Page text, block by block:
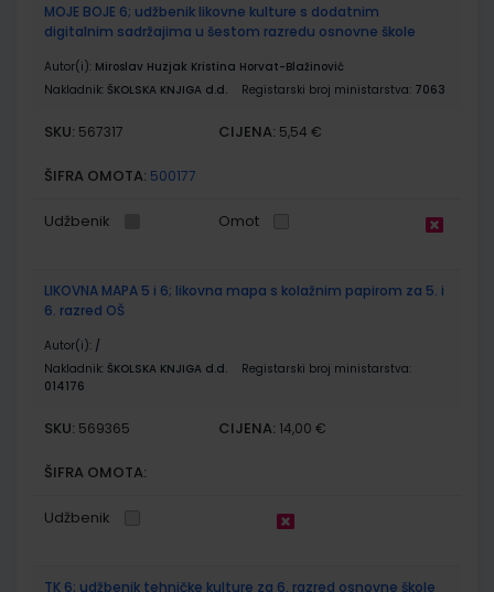
MOJE BOJE 6; udžbenik likovne kulture s dodatnim
digitalnim sadržajima u šestom razredu osnovne škole
Autor(i): Miroslav Huzjak Kristina Horvat-Blažinović
Nakladnik: ŠKOLSKA KNJIGA d.d. Registarski broj ministarstva: 7063
SKU: 567317 CIJENA: 5,54 €
ŠIFRA OMOTA: 500177
Udžbenik Omot
LIKOVNA MAPA 5 i 6; likovna mapa s kolažnim papirom za 5. i
6. razred OŠ
Autor(i): /
Nakladnik: ŠKOLSKA KNJIGA d.d.
Registarski broj ministarstva:
014176
SKU: 569365 CIJENA: 14,00 €
ŠIFRA OMOTA:
Udžbenik
TK 6; udžbenik tehničke kulture za 6. razred osnovne škole